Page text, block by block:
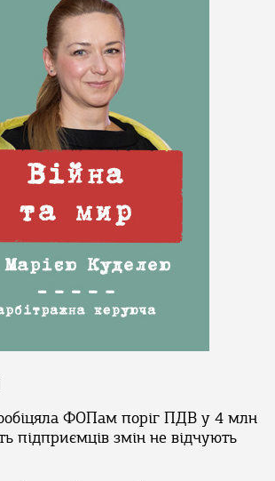
ФОПам поріг ПДВ у 4 млн
підприємців змін не відчують